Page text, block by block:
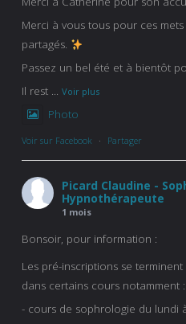
Merci à vous tous pour ces
partagés.
Passez un bel été et à bientôt
Il rest ... Voir plus
Photo
Voir sur Facebook · Partager
Picard Claudine -
Hypnothérapeute
1 mois
Bonsoir, pour information :
Les pré-inscriptions se
dans certains cours notamment :
- cours de sophrologie du lundi